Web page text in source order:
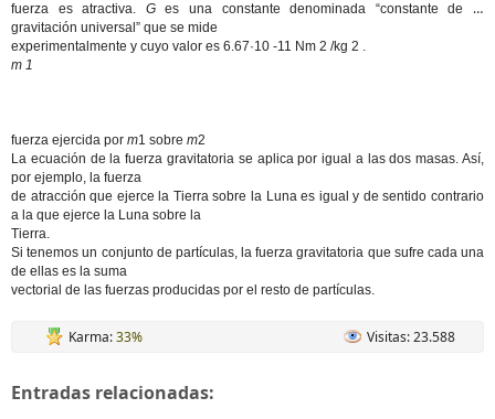
fuerza es atractiva. Ges una constante denominada “constante de la
gravitación universal” que se mide
experimentalmente y cuyo valor es 6.67·10 -11 Nm 2 /kg 2 .
m 1
fuerza ejercida por m1 sobre m2
La ecuación de la fuerza gravitatoria se aplica por igual a las dos masas. Así,
por ejemplo, la fuerza
de atracción que ejerce la Tierra sobre la Luna es igual y de sentido contrario
a la que ejerce la Luna sobre la
Tierra.
Si tenemos un conjunto de partículas, la fuerza gravitatoria que sufre cada una
de ellas es la suma
vectorial de las fuerzas producidas por el resto de partículas.
Karma:33% Visitas: 23.588
Entradas relacionadas: